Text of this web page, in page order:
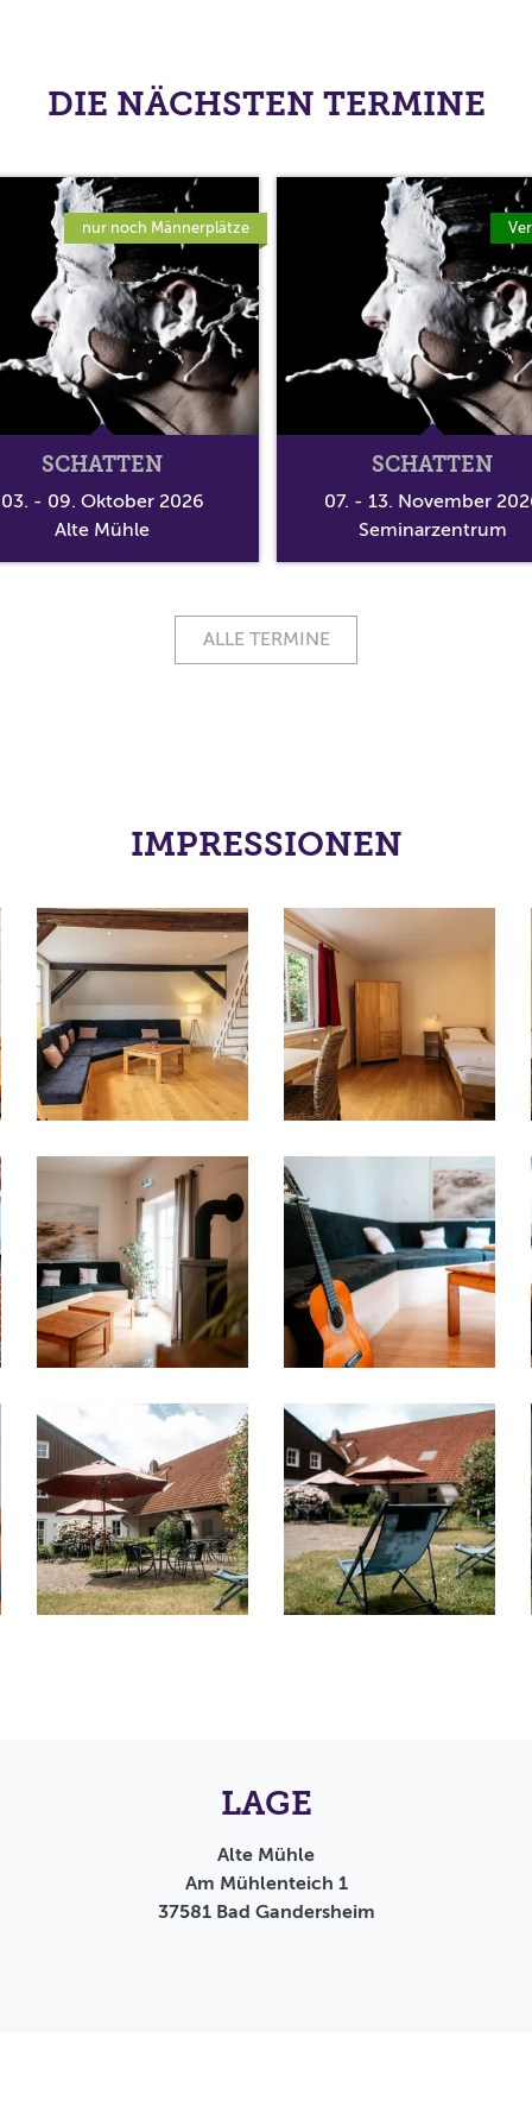
DIE NÄCHSTEN TERMINE
nur noch Männerplätze
SCHATTEN
03. - 09. Oktober 2026
Alte Mühle
SCHATTEN
07. - 13. November
Seminarzentrum
ALLE TERMINE
IMPRESSIONEN
LAGE
Alte Mühle
Am Mühlenteich 1
37581 Bad Gandersheim